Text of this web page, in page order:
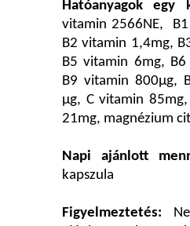
Hatóanyagok egy
vitamin 2566NE,
B2 vitamin 1,4mg,
B5 vitamin 6mg,
B9 vitamin 800μg,
μg, C vitamin
21mg, magnézium
Napi ajánlott
kapszula
Figyelmeztetés: